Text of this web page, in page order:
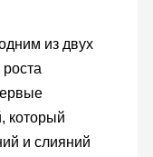
из двух
который
и слияний